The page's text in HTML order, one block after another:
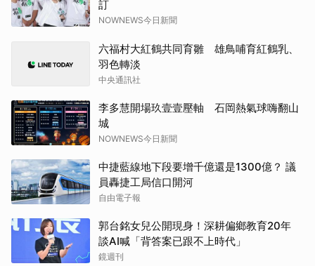
訂
NOWNEWS今日新聞
六福村大紅鶴共同育雛 雄鳥哺育紅鶴乳、
羽色轉淡
中央通訊社
李多慧開場玖壹壹壓軸 石岡熱氣球嗨翻山
城
NOWNEWS今日新聞
中捷藍線地下段要增千億還是1300億？ 議
員轟捷工局信口開河
自由電子報
郭台銘女兒公開現身！深耕偏鄉教育20年
談AI喊「背答案已跟不上時代」
鏡週刊